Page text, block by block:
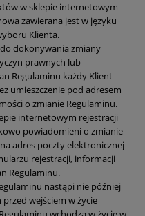
w sklepie internetowym
zawierana jest w języku
Klienta.
dokonywania zmiany
prawnych lub
Regulaminu każdy Klient
umieszczenie pod adresem
o zmianie Regulaminu.
internetowym rejestracji
powiadomieni o zmianie
adres poczty elektronicznej
rejestracji, informacji
Regulaminu.
nastąpi nie później
wejściem w życie